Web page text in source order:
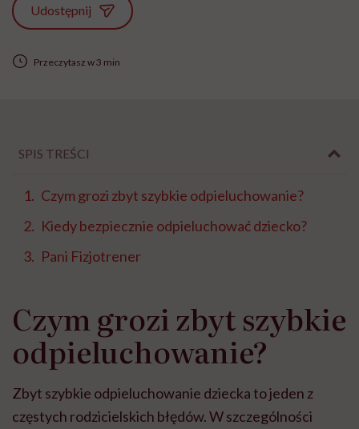
Udostępnij
Przeczytasz w 3 min
SPIS TREŚCI
Czym grozi zbyt szybkie odpieluchowanie?
Kiedy bezpiecznie odpieluchować dziecko?
Pani Fizjotrener
Czym grozi zbyt szybkie
odpieluchowanie?
Zbyt szybkie odpieluchowanie dziecka to jeden z
częstych rodzicielskich błędów. W szczególności